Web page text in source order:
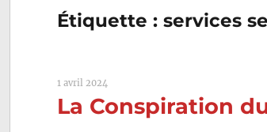
Étiquette :services
1 avril 2024
La Conspiration